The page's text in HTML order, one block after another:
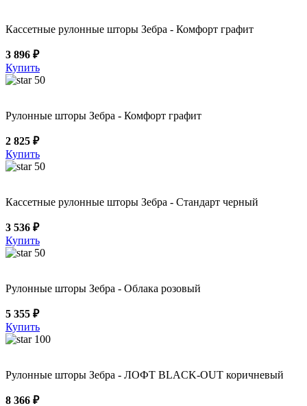
Кассетные рулонные шторы Зебра - Комфорт графит
3 896 ₽
Купить
50
Рулонные шторы Зебра - Комфорт графит
2 825 ₽
Купить
50
Кассетные рулонные шторы Зебра - Стандарт черный
3 536 ₽
Купить
50
Рулонные шторы Зебра - Облака розовый
5 355 ₽
Купить
100
Рулонные шторы Зебра - ЛОФТ BLACK-OUT коричневый
8 366 ₽